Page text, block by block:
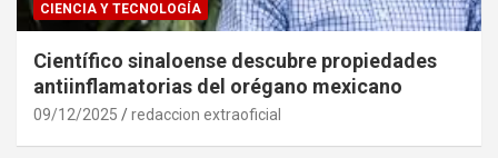
CIENCIA Y TECNOLOGÍA
Científico sinaloense descubre propiedades
antiinflamatorias del orégano mexicano
09/12/2025 redaccion extraoficial